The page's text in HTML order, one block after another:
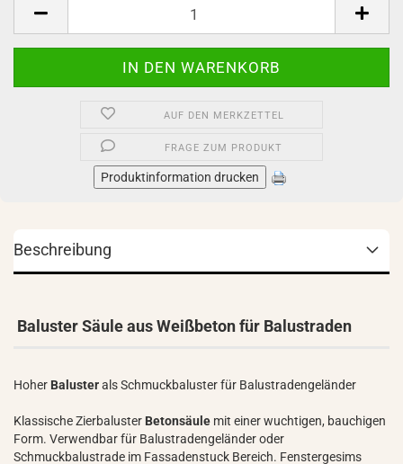
AUF DEN MERKZETTEL
FRAGE ZUM PRODUKT
Produktinformation drucken
Beschreibung
Baluster Säule aus Weißbeton für Balustraden
Hoher Balusterals Schmuckbaluster für Balustradengeländer
Klassische Zierbaluster Betonsäule mit einer wuchtigen, bauchigen
Form. Verwendbar für Balustradengeländer oder
Schmuckbalustrade im Fassadenstuck Bereich. Fenstergesims